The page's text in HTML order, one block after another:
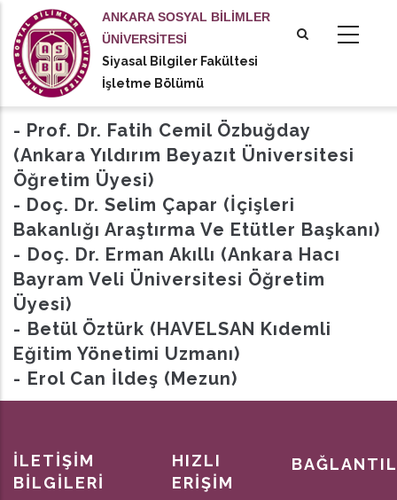
içeriğe
atla
ANKARA SOSYAL BİLİMLER
ÜNİVERSİTESİ
Siyasal Bilgiler Fakültesi
İşletme Bölümü
actions
- Prof. Dr. Fatih Cemil Özbuğday
(Ankara Yıldırım Beyazıt Üniversitesi
Öğretim Üyesi)
- Doç. Dr. Selim Çapar (İçişleri
Bakanlığı Araştırma Ve Etütler Başkanı)
- ⁠Doç. Dr. Erman Akıllı (Ankara Hacı
Bayram Veli Üniversitesi Öğretim
Üyesi)
- ⁠Betül Öztürk (HAVELSAN Kıdemli
Eğitim Yönetimi Uzmanı)
- ⁠Erol Can İldeş (Mezun)
İLETİŞİM
BİLGİLERİ
HIZLI
ERİŞİM